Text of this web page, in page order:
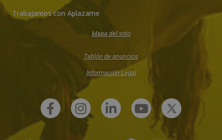
Trabajamos con Aplazame
Mapa del sitio
Tablón de anuncios
Información Legal